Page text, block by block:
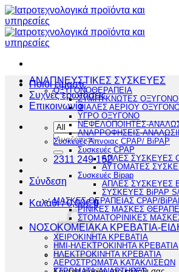
Μετάβαση
στο
περιεχόμενο
Ποιοι είμαστε
Συχνές ερωτήσεις
Επικοινωνία
Αναζήτηση
για:
2311 249 152
Σύνδεση
Καλάθι /0,00€ 0
ΑΝΑΠΝΕΥΣΤΙΚΕΣ ΣΥΣΚΕΥΕΣ
ΟΞΥΓΟΝΟΘΕΡΑΠΕΙΑ
ΣΥΜΠΥΚΝΩΤΕΣ
ΦΙΑΛΕΣ ΑΕΡΙΟΥ
ΥΓΡΟ ΟΞΥΓΟΝΟ
ΝΕΦΕΛΟΠΟΙΗΤΕΣ-
ΑΝΑΡΡΟΦΗΣΕΙΣ-
Συσκευές Άπνοιας CPAP/ BiPAP
Συσκευές CPAP
ΑΠΛΕΣ ΣΥΣΚΕΥΕΣ
ΑΥΤΟΜΑΤΕΣ
Συσκευές Bipap
ΑΠΛΕΣ ΣΥΣΚΕΥΕΣ
ΣΥΣΚΕΥΕΣ BiPAP
ΜΑΣΚΕΣ ΘΕΡΑΠΕΙΑΣ CPAP/
ΡΙΝΙΚΕΣ ΜΑΣΚΕΣ
ΣΤΟΜΑΤΟΡΙΝΙΚΕΣ
ΝΟΣΟΚΟΜΕΙΑΚΑ ΚΡΕΒΑΤΙΑ-
ΧΕΙΡΟΚΙΝΗΤΑ ΚΡΕΒΑΤΙΑ
ΗΜΙ-ΗΛΕΚΤΡΟΚΙΝΗΤΑ ΚΡΕΒΑΤΙΑ
ΗΛΕΚΤΡΟΚΙΝΗΤΑ ΚΡΕΒΑΤΙΑ
ΑΕΡΟΣΤΡΩΜΑΤΑ ΚΑΤΑΚΛΙΣΕΩΝ